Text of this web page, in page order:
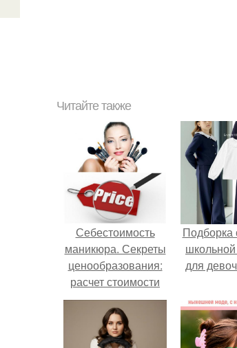
Читайте также
Себестоимость
маникюра. Секреты
ценообразования:
расчет стоимости
услуг (Beautyday.
Подборка
для